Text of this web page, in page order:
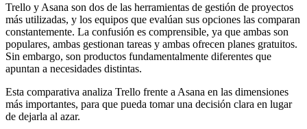
Trello y Asana son dos de las herramientas de gestión de proyectos
más utilizadas, y los equipos que evalúan sus opciones las comparan
constantemente. La confusión es comprensible, ya que ambas son
populares, ambas gestionan tareas y ambas ofrecen planes gratuitos.
Sin embargo, son productos fundamentalmente diferentes que
apuntan a necesidades distintas.
Esta comparativa analiza Trello frente a Asana en las dimensiones
más importantes, para que pueda tomar una decisión clara en lugar
de dejarla al azar.